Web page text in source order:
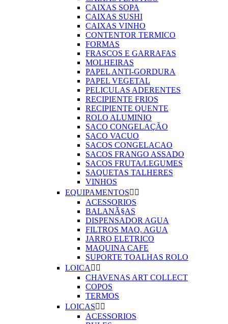
CAIXAS SOPA
CAIXAS SUSHI
CAIXAS VINHO
CONTENTOR TERMICO
FORMAS
FRASCOS E GARRAFAS
MOLHEIRAS
PAPEL ANTI-GORDURA
PAPEL VEGETAL
PELICULAS ADERENTES
RECIPIENTE FRIOS
RECIPIENTE QUENTE
ROLO ALUMINIO
SACO CONGELAÇÃO
SACO VACUO
SACOS CONGELACAO
SACOS FRANGO ASSADO
SACOS FRUTA/LEGUMES
SAQUETAS TALHERES
VINHOS
EQUIPAMENTOS 
ACESSORIOS
BALANÃ§AS
DISPENSADOR AGUA
FILTROS MAQ. AGUA
JARRO ELETRICO
MAQUINA CAFE
SUPORTE TOALHAS ROLO
LOICA  
CHAVENAS ART COLLECT
COPOS
TERMOS
LOICAS 
ACESSORIOS